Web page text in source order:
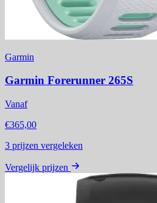
Garmin
Garmin Forerunner 265S
Vanaf
€365,00
3 prijzen vergeleken
Vergelijk prijzen